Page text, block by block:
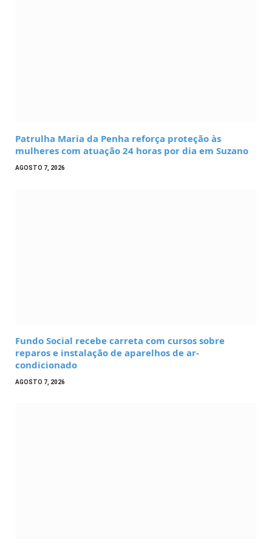
Patrulha Maria da Penha reforça proteção às
mulheres com atuação 24 horas por dia em Suzano
AGOSTO 7, 2026
Fundo Social recebe carreta com cursos sobre
reparos e instalação de aparelhos de ar-
condicionado
AGOSTO 7, 2026